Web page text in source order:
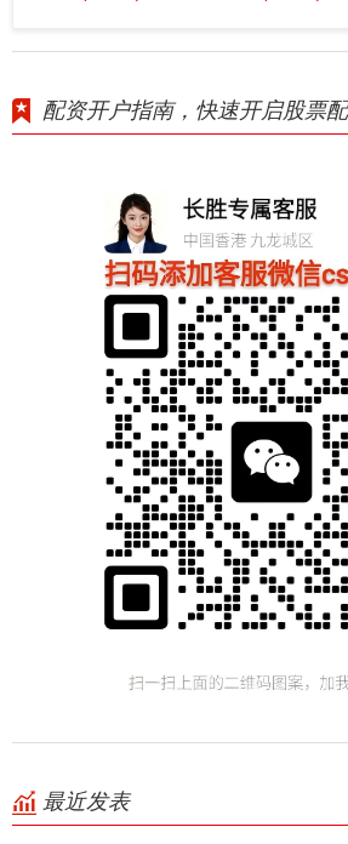
配资开户指南，快速开启股票
最近发表